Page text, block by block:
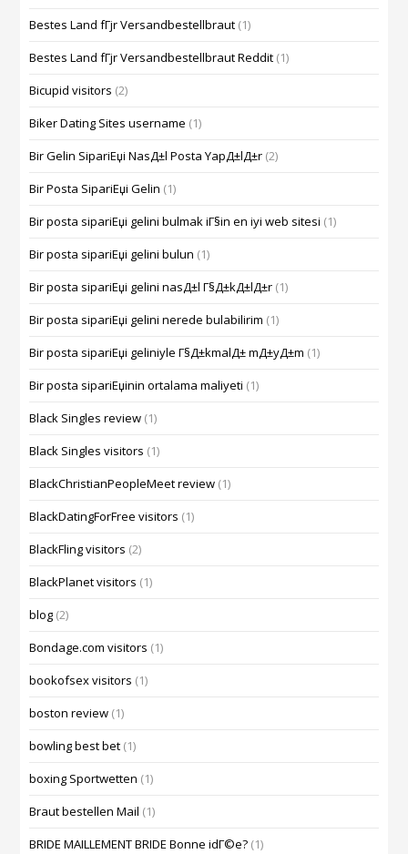
Bestes Land fГјr Versandbestellbraut (1)
Bestes Land fГјr Versandbestellbraut Reddit (1)
Bicupid visitors (2)
Biker Dating Sites username (1)
Bir Gelin SipariЕџi NasД±l Posta YapД±lД±r (2)
Bir Posta SipariЕџi Gelin (1)
Bir posta sipariЕџi gelini bulmak iГ§in en iyi web sitesi (1)
Bir posta sipariЕџi gelini bulun (1)
Bir posta sipariЕџi gelini nasД±l Г§Д±kД±lД±r (1)
Bir posta sipariЕџi gelini nerede bulabilirim (1)
Bir posta sipariЕџi geliniyle Г§Д±kmalД± mД±yД±m (1)
Bir posta sipariЕџinin ortalama maliyeti (1)
Black Singles review (1)
Black Singles visitors (1)
BlackChristianPeopleMeet review (1)
BlackDatingForFree visitors (1)
BlackFling visitors (2)
BlackPlanet visitors (1)
blog (2)
Bondage.com visitors (1)
bookofsex visitors (1)
boston review (1)
bowling best bet (1)
boxing Sportwetten (1)
Braut bestellen Mail (1)
BRIDE MAILLEMENT BRIDE Bonne idГ©e? (1)